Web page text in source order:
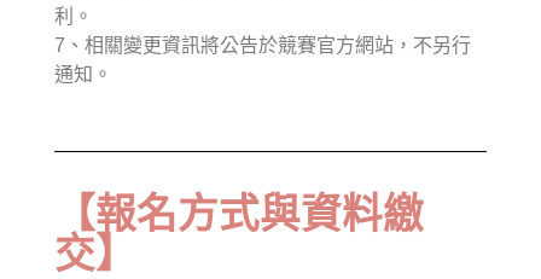
利。
7、相關變更資訊將公告於競賽官方網站，不另行
通知。
【報名方式與資料繳
交】